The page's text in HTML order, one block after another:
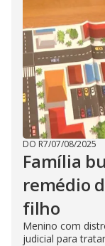
DO R7/07/08/2025
Família
remédio
filho
Menino com
judicial para